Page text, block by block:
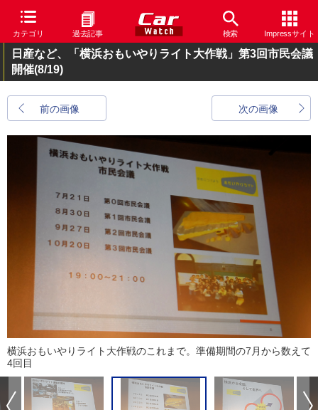
カテゴリ 過去記事 検索 Impressサイト
日産など、「横浜おもいやりライト大作戦」第3回市民会議
開催(8/19)
前の画像 次の画像
横浜おもいやりライト大作戦のこれまで。準備期間の7月から数えて
4回目